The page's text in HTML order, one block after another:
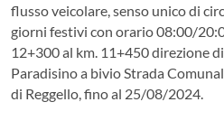
flusso veicolare, senso unico di
giorni festivi con orario 08:00/
12+300 al km. 11+450 direzione
Paradisino a bivio Strada
di Reggello, fino al 25/08/2024.